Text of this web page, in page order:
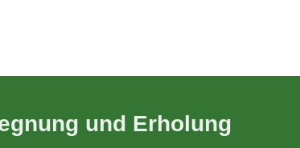
und Erholung